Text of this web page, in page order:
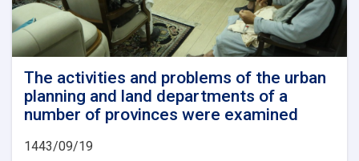
The activities and problems of the urban
planning and land departments of a
number of provinces were examined
1443/09/19